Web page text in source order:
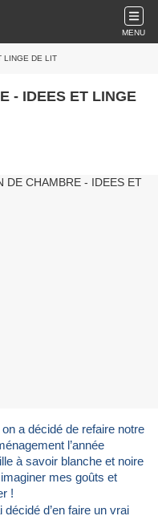
MENU
LINGE DE LIT
- IDEES ET LINGE
a décidé de refaire notre
l’année
à savoir blanche et noire
mes goûts et
!
décidé d’en faire un vrai